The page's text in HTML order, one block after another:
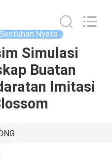
Nyata
Simulasi
Buatan
Imitasi